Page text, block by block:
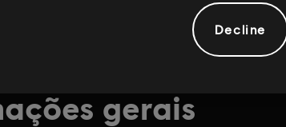
gerais
Decline